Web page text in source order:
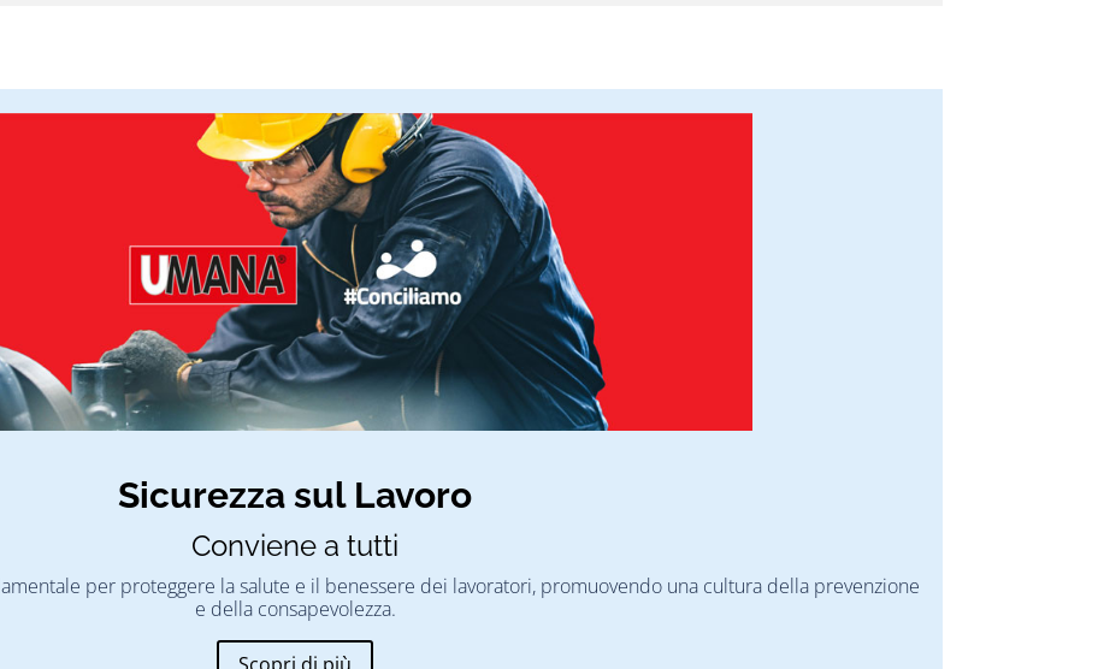
Sicurezza sul Lavoro
Conviene a tutti
per proteggere la salute e il benessere dei lavoratori, promuovendo una cultura della prevenzione
e della consapevolezza.